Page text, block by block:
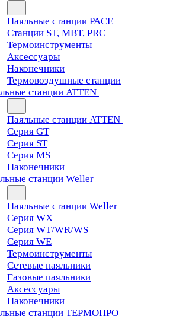
Паяльные станции PACE
Станции ST, MBT, PRC
Термоинструменты
Аксессуары
Наконечники
Термовоздушные станции
станции ATTEN
Паяльные станции ATTEN
Серия GT
Серия ST
Серия MS
Наконечники
станции Weller
Паяльные станции Weller
Серия WX
Серия WT/WR/WS
Серия WE
Термоинструменты
Сетевые паяльники
Газовые паяльники
Аксессуары
Наконечники
станции ТЕРМОПРО